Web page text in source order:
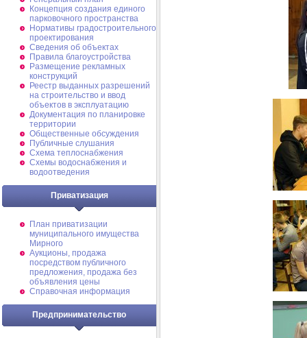
Концепция создания единого
парковочного пространства
Нормативы градостроительного
проектирования
Сведения об объектах
Правила благоустройства
Размещение рекламных
конструкций
Реестр выданных разрешений
на строительство и ввод
объектов в эксплуатацию
Документация по планировке
территории
Общественные обсуждения
Публичные слушания
Схема теплоснабжения
Схемы водоснабжения и
водоотведения
Приватизация
План приватизации
муниципального имущества
Мирного
Аукционы, продажа
посредством публичного
предложения, продажа без
объявления цены
Справочная информация
Предпринимательство